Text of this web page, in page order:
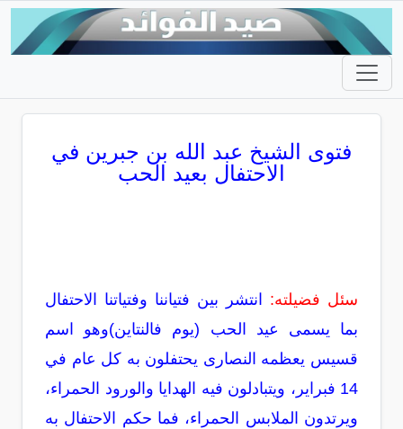
فتوى الشيخ عبد الله بن جبرين في
الاحتفال بعيد الحب
سئل فضيلته:
انتشر بين فتياننا وفتياتنا الاحتفال
بما يسمى عيد الحب (يوم فالنتاين)وهو اسم
قسيس يعظمه النصارى يحتفلون به كل عام في
14 فبراير، ويتبادلون فيه الهدايا والورود الحمراء،
ويرتدون الملابس الحمراء، فما حكم الاحتفال به